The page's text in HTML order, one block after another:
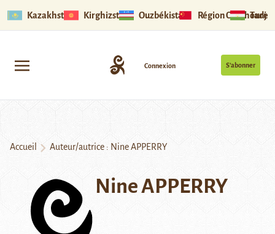
Kazakhstan Kirghizstan Ouzbékistan Région Ouïghoure
S’abonner
Connexion
Accueil Auteur/autrice : Nine APPERRY
Nine APPERRY